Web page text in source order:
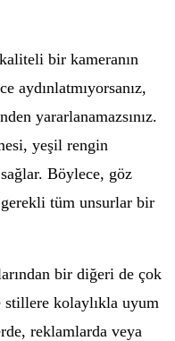
bir kameranın
aydınlatmıyorsanız,
yararlanamazsınız.
yeşil rengin
Böylece, göz
tüm unsurlar bir
bir diğeri de çok
stillere kolaylıkla uyum
reklamlarda veya